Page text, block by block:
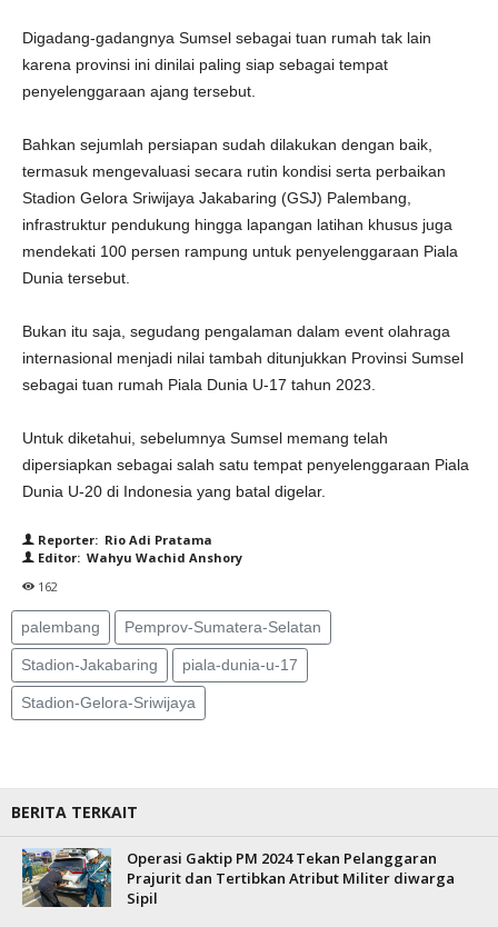
Digadang-gadangnya Sumsel sebagai tuan rumah tak lain
karena provinsi ini dinilai paling siap sebagai tempat
penyelenggaraan ajang tersebut.
Bahkan sejumlah persiapan sudah dilakukan dengan baik,
termasuk mengevaluasi secara rutin kondisi serta perbaikan
Stadion Gelora Sriwijaya Jakabaring (GSJ) Palembang,
infrastruktur pendukung hingga lapangan latihan khusus juga
mendekati 100 persen rampung untuk penyelenggaraan Piala
Dunia tersebut.
Bukan itu saja, segudang pengalaman dalam event olahraga
internasional menjadi nilai tambah ditunjukkan Provinsi Sumsel
sebagai tuan rumah Piala Dunia U-17 tahun 2023.
Untuk diketahui, sebelumnya Sumsel memang telah
dipersiapkan sebagai salah satu tempat penyelenggaraan Piala
Dunia U-20 di Indonesia yang batal digelar.
Reporter: Rio Adi Pratama
Editor: Wahyu Wachid Anshory
162
palembang Pemprov-Sumatera-Selatan
Stadion-Jakabaring piala-dunia-u-17
Stadion-Gelora-Sriwijaya
BERITA TERKAIT
Operasi Gaktip PM 2024 Tekan Pelanggaran
Prajurit dan Tertibkan Atribut Militer diwarga
Sipil